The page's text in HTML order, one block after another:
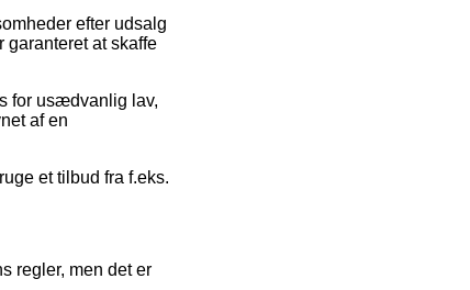
efter udsalg
garanteret at skaffe
for usædvanlig lav,
af en
et tilbud fra f.eks.
regler, men det er